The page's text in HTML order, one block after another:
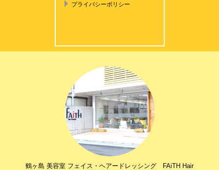
プライバシーポリシー
鶴ヶ島 美容室 フェイス・ヘアードレッシング FAiTH Hair